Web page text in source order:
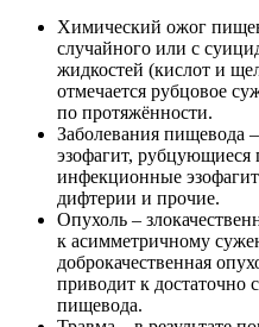
Химический ожог
случайного или с
жидкостей (кислот и
отмечается рубцовое
по протяжённости.
Заболевания пищевода
эзофагит, рубцующиеся
инфекционные
дифтерии и прочие.
Опухоль –
к асимметричному
доброкачественная
приводит к
пищевода.